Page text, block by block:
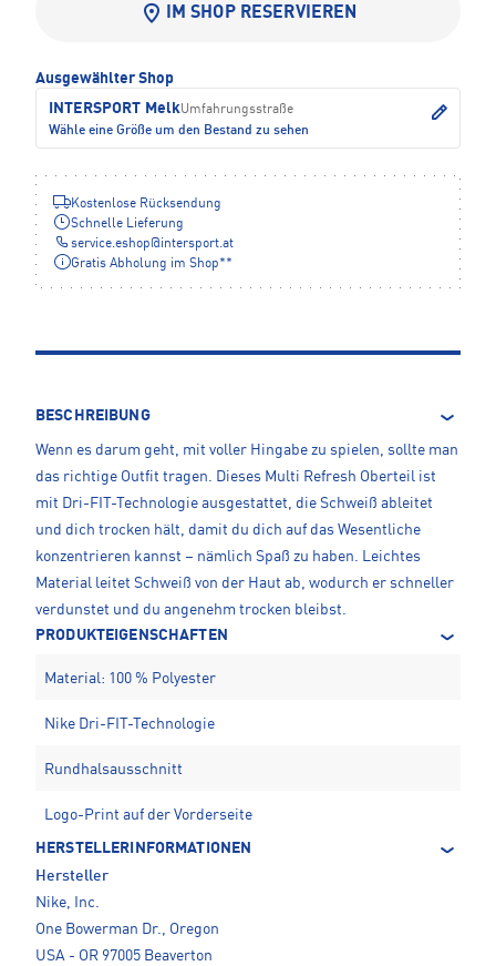
IM SHOP RESERVIEREN
Ausgewählter Shop
INTERSPORT MelkUmfahrungsstraße
Wähle eine Größe um den Bestand zu sehen
Kostenlose Rücksendung
Schnelle Lieferung
service.eshop@ intersport.at
Gratis Abholung im Shop**
BESCHREIBUNG
Wenn es darum geht, mit voller Hingabe zu spielen, sollte man
das richtige Outfit tragen. Dieses Multi Refresh Oberteil ist
mit Dri-FIT-Technologie ausgestattet, die Schweiß ableitet
und dich trocken hält, damit du dich auf das Wesentliche
konzentrieren kannst – nämlich Spaß zu haben. Leichtes
Material leitet Schweiß von der Haut ab, wodurch er schneller
verdunstet und du angenehm trocken bleibst.
PRODUKTEIGENSCHAFTEN
Material: 100 % Polyester
Nike Dri-FIT-Technologie
Rundhalsausschnitt
Logo-Print auf der Vorderseite
HERSTELLERINFORMATIONEN
Hersteller
Nike, Inc.
One Bowerman Dr., Oregon
USA - OR 97005 Beaverton